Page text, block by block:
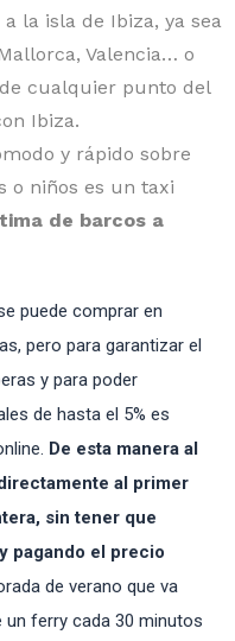
la isla de Ibiza, ya sea
Valencia… o
cualquier punto del
Ibiza.
y rápido sobre
o niños es un taxi
de barcos a
puede comprar en
pero para garantizar el
y para poder
de hasta el 5% es
De esta manera al
al primer
sin tener que
pagando el precio
de verano que va
ferry cada 30 minutos